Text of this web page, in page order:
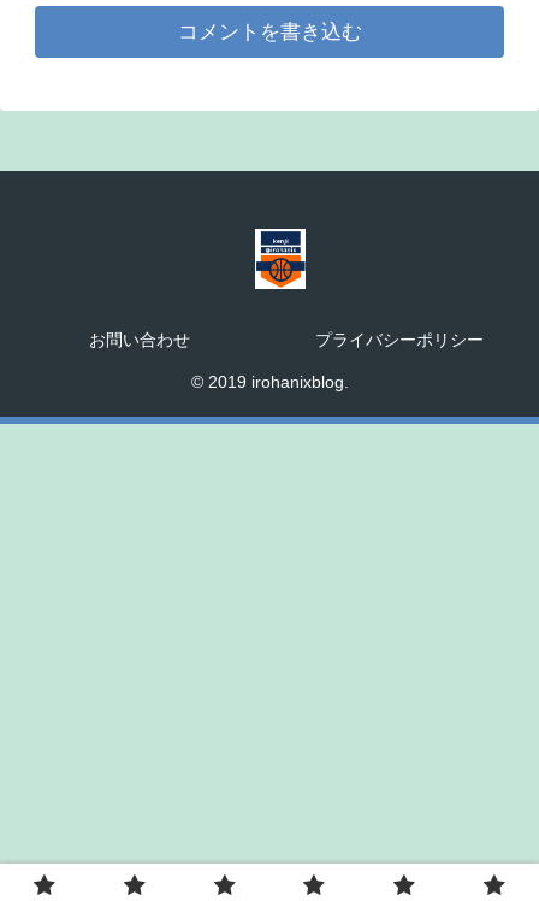
コメントを書き込む
お問い合わせ プライバシーポリシー
© 2019 irohanixblog.